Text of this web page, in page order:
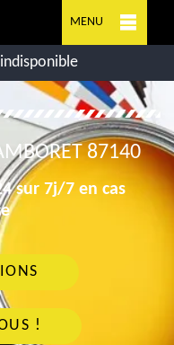
MENU
indisponible
87140
sur 7j/7 en cas
!